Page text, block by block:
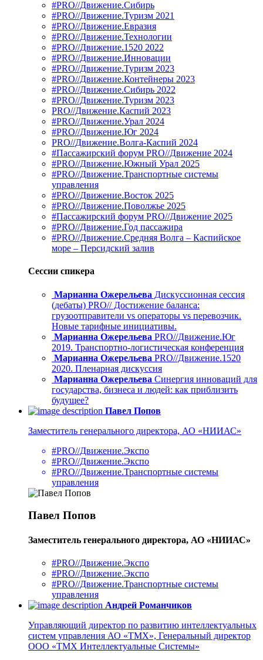
#PRO//Движение.Сибирь
#PRO//Движение.Туризм 2021
#PRO//Движение.Евразия
#PRO//Движение.Технологии
#PRO//Движение.1520 2022
#PRO//Движение.Инновации
#PRO//Движение.Туризм 2023
#PRO//Движение.Контейнеры 2023
#PRO//Движение.Сибирь 2022
#PRO//Движение.Туризм 2023
PRO//Движение.Каспий 2023
#PRO//Движение.Урал 2024
#PRO//Движение.Юг 2024
PRO//Движение.Волга-Каспий 2024
#Пассажирский форум PRO//Движение 2024
#PRO//Движение.Южный Урал 2025
#PRO//Движение.Транспортные системы
управления
#PRO//Движение.Восток 2025
#PRO//Движение.Поволжье 2025
#Пассажирский форум PRO//Движение 2025
#PRO//Движение.Год пассажира
#PRO//Движение.Средняя Волга – Каспийское
море – Персидский залив
Сессии спикера
Марианна Ожерельева Дискуссионная сессия
(дебаты) PRO// Достижение баланса:
грузоотправители vs операторы vs перевозчик.
Новые тарифные инициативы.
Марианна Ожерельева PRO//Движение.Юг
2019. Транспортно-логистическая конференция
Марианна Ожерельева PRO//Движение.1520
2020. Пленарная дискуссия
Марианна Ожерельева Синергия инноваций для
государства, бизнеса и людей: как приблизить
будущее?
Павел Попов
Заместитель генерального директора, АО «НИИАС»
#PRO//Движение.Экспо
#PRO//Движение.Экспо
#PRO//Движение.Транспортные системы
управления
Павел Попов
Заместитель генерального директора, АО «НИИАС»
#PRO//Движение.Экспо
#PRO//Движение.Экспо
#PRO//Движение.Транспортные системы
управления
Андрей Романчиков
Управляющий директор по развитию интеллектуальных
систем управления АО «ТМХ», Генеральный директор
ООО «ТМХ Интеллектуальные Системы»